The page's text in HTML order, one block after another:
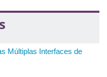
Múltiplas Interfaces de